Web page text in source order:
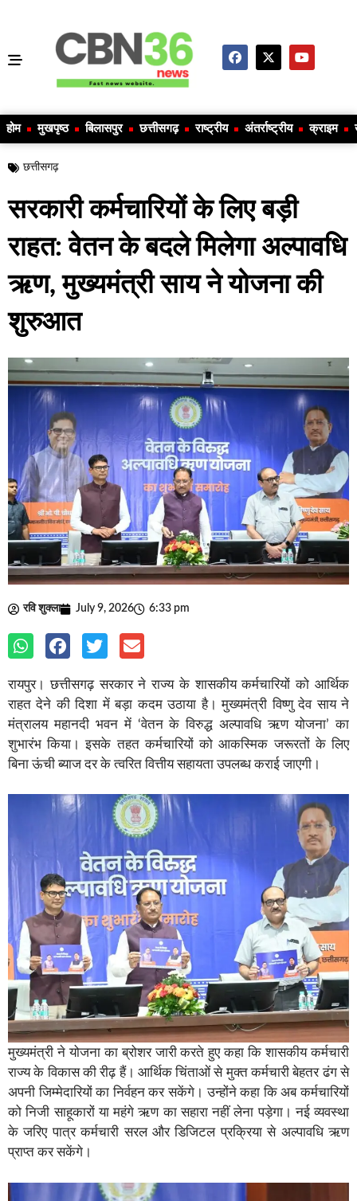
होम मुखपृष्ठ बिलासपुर छत्तीसगढ़ राष्ट्रीय अंतर्राष्ट्रीय क्राइम
छत्तीसगढ़
सरकारी कर्मचारियों के लिए बड़ी
राहत: वेतन के बदले मिलेगा अल्पावधि
ऋण, मुख्यमंत्री साय ने योजना की
शुरुआत
रवि शुक्ला July 9, 2026 6:33 pm
रायपुर। छत्तीसगढ़ सरकार ने राज्य के शासकीय कर्मचारियों को आर्थिक
राहत देने की दिशा में बड़ा कदम उठाया है। मुख्यमंत्री विष्णु देव साय ने
मंत्रालय महानदी भवन में ‘वेतन के विरुद्ध अल्पावधि ऋण योजना’ का
शुभारंभ किया। इसके तहत कर्मचारियों को आकस्मिक जरूरतों के लिए
बिना ऊंची ब्याज दर के त्वरित वित्तीय सहायता उपलब्ध कराई जाएगी।
मुख्यमंत्री ने योजना का ब्रोशर जारी करते हुए कहा कि शासकीय कर्मचारी
राज्य के विकास की रीढ़ हैं। आर्थिक चिंताओं से मुक्त कर्मचारी बेहतर ढंग से
अपनी जिम्मेदारियों का निर्वहन कर सकेंगे। उन्होंने कहा कि अब कर्मचारियों
को निजी साहूकारों या महंगे ऋण का सहारा नहीं लेना पड़ेगा। नई व्यवस्था
के जरिए पात्र कर्मचारी सरल और डिजिटल प्रक्रिया से अल्पावधि ऋण
प्राप्त कर सकेंगे।